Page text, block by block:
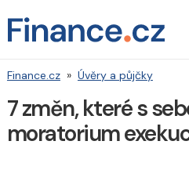
Finance.cz » Úvěry a půjčky
7 změn, které s
moratorium